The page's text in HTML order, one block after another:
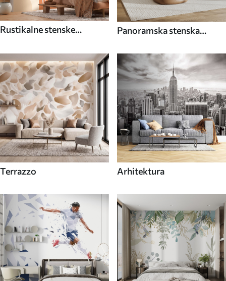
Rustikalne stenske
Panoramska stenska
Terrazzo Arhitektura